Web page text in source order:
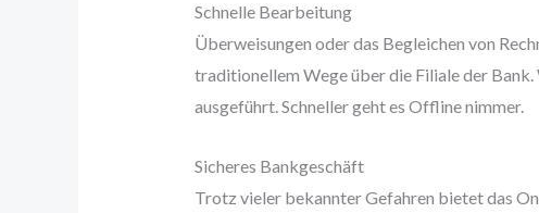
Schnelle Bearbeitung
Überweisungen oder das Begleichen von
traditionellem Wege über die Filiale der
ausgeführt. Schneller geht es Offline nimmer.
Sicheres Bankgeschäft
Trotz vieler bekannter Gefahren bietet das